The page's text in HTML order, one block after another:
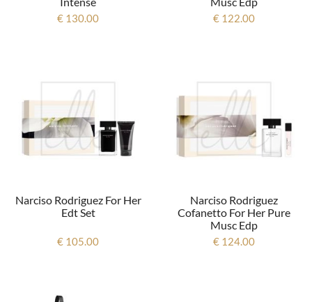
€ 130.00 € 122.00
Narciso Rodriguez For Her
Edt Set
€ 105.00
Narciso Rodriguez
Cofanetto For Her Pure
Musc Edp
€ 124.00